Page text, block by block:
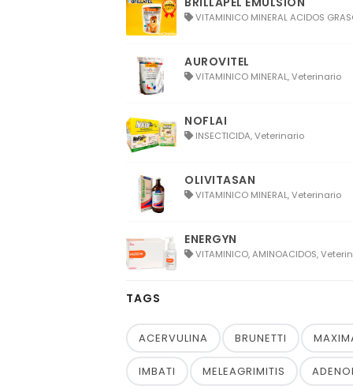
VITAMINICO MINERAL ACIDOS
AUROVITEL
VITAMINICO MINERAL, Veterinario
NOFLAI
INSECTICIDA, Veterinario
OLIVITASAN
VITAMINICO MINERAL, Veterinario
ENERGYN
VITAMINICO, AMINOACIDOS,
TAGS
ACERVULINA BRUNETTI
IMBATI MELEAGRIMITIS